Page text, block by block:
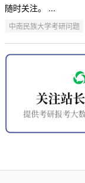
随时关注。 ...
中南民族大学考研问题